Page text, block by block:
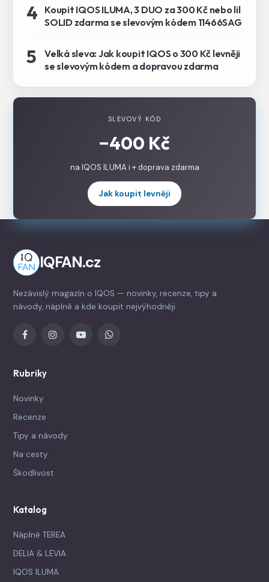
4
Koupit IQOS ILUMA, 3 DUO za 300 Kč nebo lil
SOLID zdarma se slevovým kódem 11466SAG
5
Velká sleva: Jak koupit IQOS o 300 Kč levněji
se slevovým kódem a dopravou zdarma
SLEVOVÝ KÓD
−400 Kč
na IQOS ILUMA i + doprava zdarma
Jak koupit levněji
IQFAN.cz
Nezávislý magazín o IQOS — novinky, recenze, tipy a
návody, náplně a kde koupit nejvýhodněji.
Rubriky
Novinky
Recenze
Tipy a návody
Na cesty
Škodlivost
Katalog
Náplně TEREA
DELIA & LEVIA
IQOS ILUMA